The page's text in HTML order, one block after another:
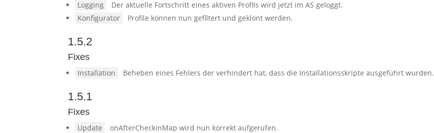
Logging
Der aktuelle Fortschritt eines aktiven Profils wird jetzt im AS geloggt.
Konfigurator
Profile können nun gefiltert und geklont werden.
1.5.2
Fixes
Installation Beheben eines Fehlers der verhindert hat, dass die Installationsskripte ausgeführt wurden.
1.5.1
Fixes
Update onAfterCheckinMap wird nun korrekt aufgerufen.